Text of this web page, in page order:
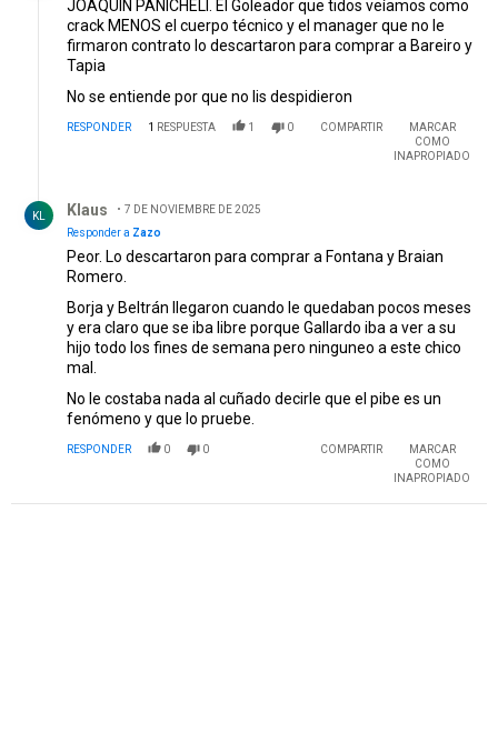
JOAQUIN PANICHELI. El Goleador que tidos veíamos como
crack MENOS el cuerpo técnico y el manager que no le
firmaron contrato lo descartaron para comprar a Bareiro y
Tapia
No se entiende por que no lis despidieron
RESPONDER 1 RESPUESTA 1 0 COMPARTIR
MARCAR
COMO
INAPROPIADO
KL Klaus
7 DE NOVIEMBRE DE 2025
Responder a Zazo
Peor. Lo descartaron para comprar a Fontana y Braian
Romero.
Borja y Beltrán llegaron cuando le quedaban pocos meses
y era claro que se iba libre porque Gallardo iba a ver a su
hijo todo los fines de semana pero ninguneo a este chico
mal.
No le costaba nada al cuñado decirle que el pibe es un
fenómeno y que lo pruebe.
RESPONDER 0 0 COMPARTIR
MARCAR
COMO
INAPROPIADO